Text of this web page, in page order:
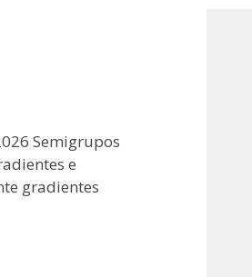
Semigrupos
e
gradientes